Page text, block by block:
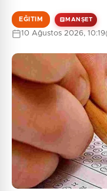
EĞITIM MANŞET
10 Ağustos 2026, 10:19